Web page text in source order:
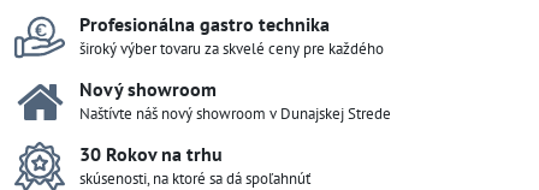
Profesionálna gastro technika
široký výber tovaru za skvelé ceny pre každého
Nový showroom
Naštívte náš nový showroom v Dunajskej Strede
30 Rokov na trhu
skúsenosti, na ktoré sa dá spoľahnúť